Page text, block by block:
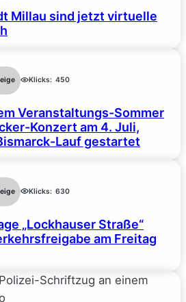
Millau sind jetzt virtuelle
Klicks: 450
Veranstaltungs-Sommer
Konzert am 4. Juli,
Lauf gestartet
Klicks: 630
„Lockhauser Straße“
am Freitag